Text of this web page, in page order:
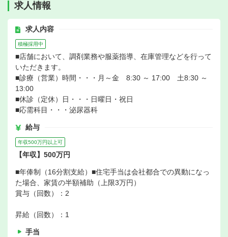
求人情報
求人内容
積極採用中
■店舗において、調剤業務や服薬指導、在庫管理などを行って
いただきます。
■診療（営業）時間・・・月～金 8:30 ～ 17:00 土8:30 ～
13:00
■休診（定休）日・・・日曜日・祝日
■応需科目・・・泌尿器科
給与
年収500万円以上可
【年収】500万円
■年俸制（16分割支給）■住宅手当は会社都合での異動になっ
た場合、家賃の半額補助（上限3万円）
賞与（回数）：2
昇給（回数）：1
手当